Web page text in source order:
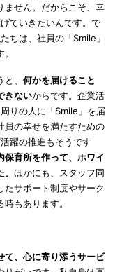
ません。だからこそ、幸
ていきたいんです。で
ちは、社員の「Smile」
、 何かを届けること
きないからです。企業活
りの人に「Smile」を届
員の幸せを満たすための
躍の推進もそうです
保育所を作って、ホワイ
ほかにも、スタッフ同
サポート制度やサーク
もあります。
て、心に寄り添うサービ